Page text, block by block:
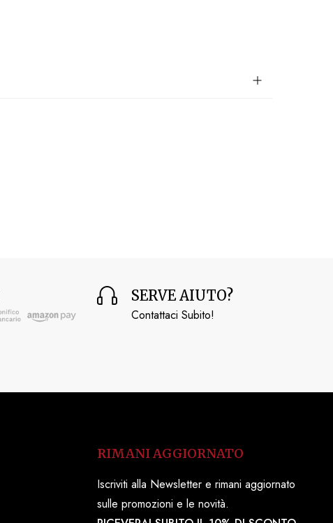
SERVE AIUTO?
Contattaci Subito!
RIMANI AGGIORNATO
Iscriviti alla Newsletter e rimani aggiornato
sulle promozioni e le novità.